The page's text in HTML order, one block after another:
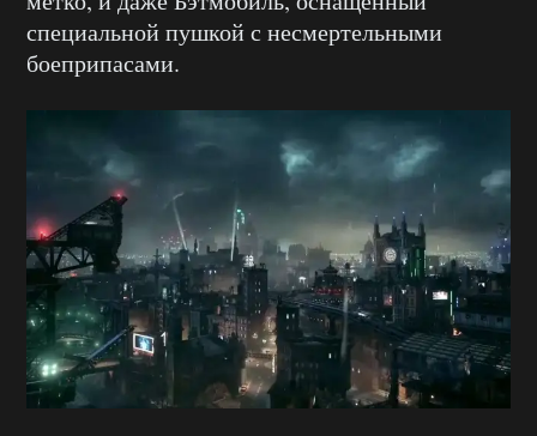
специальной пушкой с несмертельными
боеприпасами.